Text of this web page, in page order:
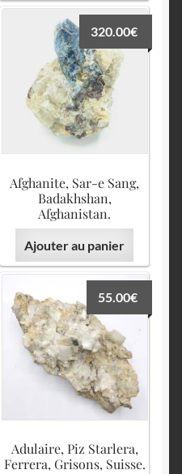
Afghanite, Sar-e Sang,
Badakhshan,
Afghanistan.
320.00€
Ajouter au panier
Adulaire, Piz Starlera,
Ferrera, Grisons, Suisse.
55.00€